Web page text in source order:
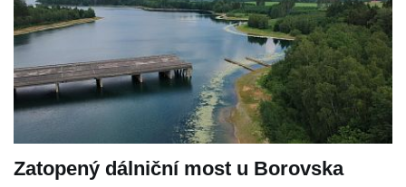
Zatopený dálniční most u Borovska